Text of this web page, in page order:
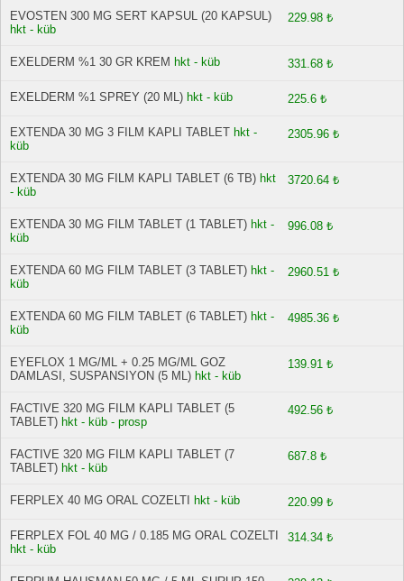
EVOSTEN 300 MG SERT KAPSUL (20 KAPSUL)
hkt - küb
229.98 ₺
EXELDERM %1 30 GR KREM hkt - küb 331.68 ₺
EXELDERM %1 SPREY (20 ML) hkt - küb 225.6 ₺
EXTENDA 30 MG 3 FILM KAPLI TABLET hkt -
küb
2305.96 ₺
EXTENDA 30 MG FILM KAPLI TABLET (6 TB) hkt
- küb
3720.64 ₺
EXTENDA 30 MG FILM TABLET (1 TABLET) hkt -
küb
996.08 ₺
EXTENDA 60 MG FILM TABLET (3 TABLET) hkt -
küb
2960.51 ₺
EXTENDA 60 MG FILM TABLET (6 TABLET) hkt -
küb
4985.36 ₺
EYEFLOX 1 MG/ML + 0.25 MG/ML GOZ
DAMLASI, SUSPANSIYON (5 ML) hkt - küb
139.91 ₺
FACTIVE 320 MG FILM KAPLI TABLET (5
TABLET) hkt - küb - prosp
492.56 ₺
FACTIVE 320 MG FILM KAPLI TABLET (7
TABLET) hkt - küb
687.8 ₺
FERPLEX 40 MG ORAL COZELTI hkt - küb 220.99 ₺
FERPLEX FOL 40 MG / 0.185 MG ORAL COZELTI
hkt - küb
314.34 ₺